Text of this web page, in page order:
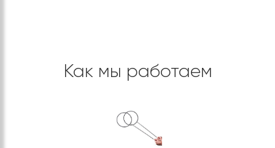
Как мы работаем